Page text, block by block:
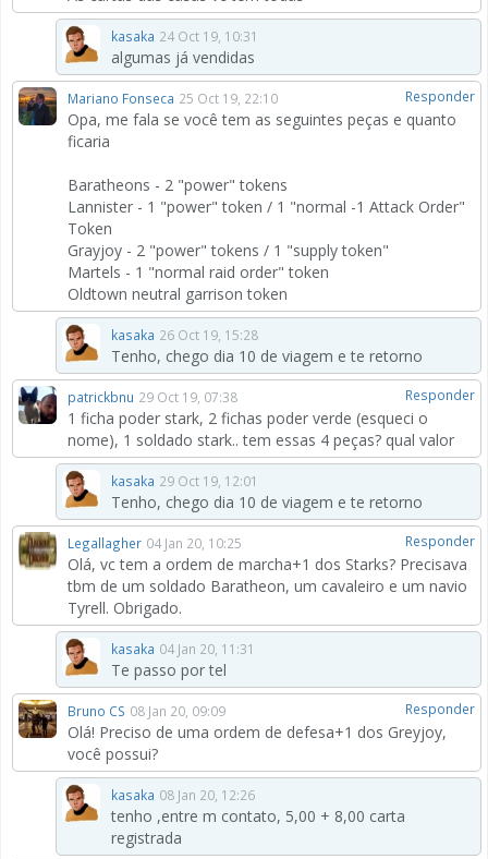
kasaka 24 Oct 19, 10:31
algumas já vendidas
Responder
Mariano Fonseca 25 Oct 19, 22:10
Opa, me fala se você tem as seguintes peças e quanto
ficaria
Baratheons - 2 "power" tokens
Lannister - 1 "power" token / 1 "normal -1 Attack Order"
Token
Grayjoy - 2 "power" tokens / 1 "supply token"
Martels - 1 "normal raid order" token
Oldtown neutral garrison token
kasaka 26 Oct 19, 15:28
Tenho, chego dia 10 de viagem e te retorno
Responder
patrickbnu 29 Oct 19, 07:38
1 ficha poder stark, 2 fichas poder verde (esqueci o
nome), 1 soldado stark.. tem essas 4 peças? qual valor
kasaka 29 Oct 19, 12:01
Tenho, chego dia 10 de viagem e te retorno
Responder
Legallagher 04 Jan 20, 10:25
Olá, vc tem a ordem de marcha+1 dos Starks? Precisava
tbm de um soldado Baratheon, um cavaleiro e um navio
Tyrell. Obrigado.
kasaka 04 Jan 20, 11:31
Te passo por tel
Responder
Bruno CS 08 Jan 20, 09:09
Olá! Preciso de uma ordem de defesa+1 dos Greyjoy,
você possui?
kasaka 08 Jan 20, 12:26
tenho ,entre m contato, 5,00 + 8,00 carta
registrada